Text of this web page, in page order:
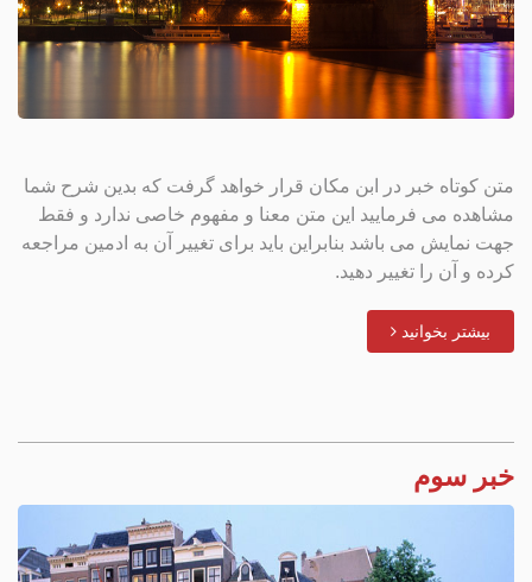
متن کوتاه خبر در ابن مکان قرار خواهد گرفت که بدین شرح شما
مشاهده می فرمایید این متن معنا و مفهوم خاصی ندارد و فقط
جهت نمایش می باشد بنابراین باید برای تغییر آن به ادمین مراجعه
کرده و آن را تغییر دهید.
بیشتر بخوانید
خبر سوم